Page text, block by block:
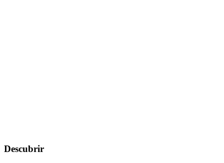
Descubrir